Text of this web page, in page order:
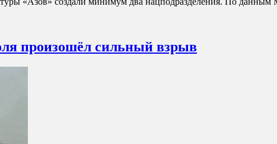
произошёл сильный взрыв